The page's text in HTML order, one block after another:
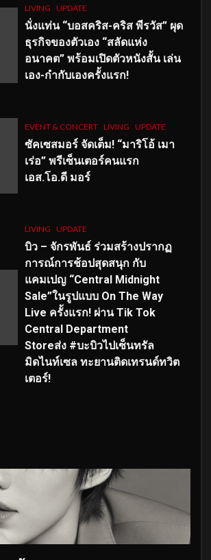
LIVING UPDATE
นั่งแท่น “บอสคริส-คริส พีรวัส” ผุด
ธุรกิจของตัวเอง “สลัดแห่ง
อนาคต” พร้อมเปิดตัวหนังสั้น เล่น
เอง-กำกับเองครั้งแรก!
EVENT & CONCERT LIVING UPDATE
ซัคเซสมอร์ จัดเต็ม! “มาริโอ้ เมา
เร่อ” พรีเซ็นเตอร์คนแรก
เอส.โอ.ดี มอร์
LIVING UPDATE
บิว – จักรพันธ์ ร่วมสร้างปรากฏ
การณ์การช้อปสุดสนุก กับ
แคมเปญ “Central Midnight
Sale”ในรูปแบบ On The Way
Live ครั้งแรก! ผ่าน Tik Tok
Central Department
Storeส่ง #บะบิวไปเซ็นทรัล
มิดไนท์เซล ทะยานติดเทรนด์ทวิต
เตอร์!